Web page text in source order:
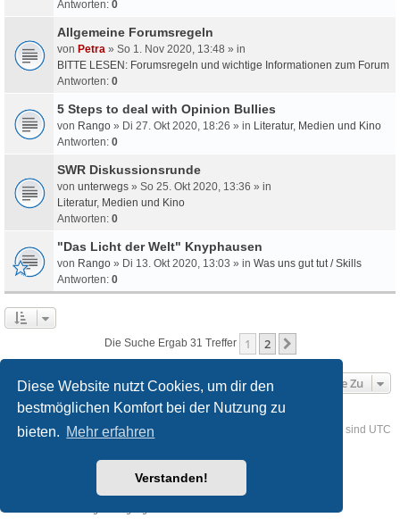
Diese Website nutzt Cookies, um dir den
bestmöglichen Komfort bei der Nutzung zu
bieten. Mehr erfahren
Verstanden!
Antworten: 0
Allgemeine Forumsregeln
von Petra » So 1. Nov 2020, 13:48 » in
BITTE LESEN: Forumsregeln und wichtige Informationen zum Forum
Antworten: 0
5 Steps to deal with Opinion Bullies
von Rango » Di 27. Okt 2020, 18:26 » in Literatur, Medien und Kino
Antworten: 0
SWR Diskussionsrunde
von unterwegs » So 25. Okt 2020, 13:36 » in
Literatur, Medien und Kino
Antworten: 0
"Das Licht der Welt" Knyphausen
von Rango » Di 13. Okt 2020, 13:03 » in Was uns gut tut / Skills
Antworten: 0
Die Suche Ergab 31 Treffer 1 2
Gehe Zu
Foren-Übersicht Kontakt Alle Zeiten sind UTC
® Forum Software © phpBB Limited
phpBB.de
created by INVENTEA & v12mike